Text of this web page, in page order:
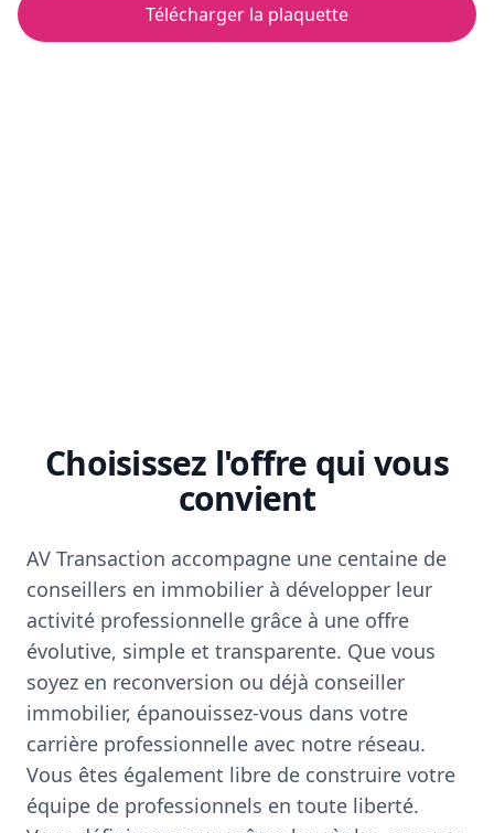
Télécharger la plaquette
Choisissez l'offre qui vous
convient
AV Transaction accompagne une centaine de
conseillers en immobilier à développer leur
activité professionnelle grâce à une offre
évolutive, simple et transparente. Que vous
soyez en reconversion ou déjà conseiller
immobilier, épanouissez-vous dans votre
carrière professionnelle avec notre réseau.
Vous êtes également libre de construire votre
équipe de professionnels en toute liberté.